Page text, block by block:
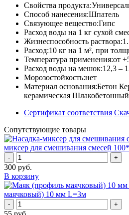
Свойства продукта:
Способ нанесения:Шпатель
Связующее вещество:Гипс
Расход воды на 1 кг сухой
Жизнеспособность раствора:
Расход:10 кг на 1 м², при
Температура применения:от
Расход воды на мешок:12,3 –
Морозостойкость:нет
Материал основания:Бетон
керамическая
Сертификат соответствия
Сопутствующие товары
миксер для смешивания смесей
- +
300 руб.
В корзину
маячковый) 10 мм L=3м
- +